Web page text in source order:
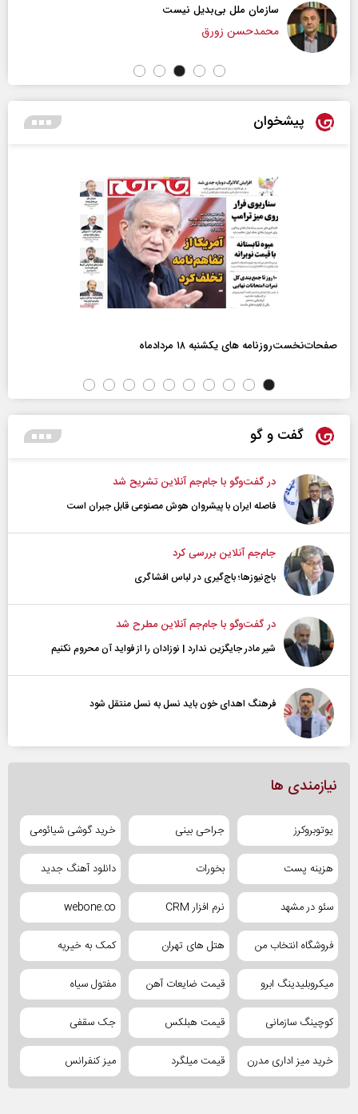
سازمان ملل بی‌بدیل نیست
محمدحسن زورق
پیشخوان
صفحات‌نخست‌روزنامه ها‌ی یکشنبه ۱۸ مردادماه
گفت و گو
در گفت‌و‌گو با جام‌جم آنلاین تشریح شد
فاصله ایران با پیشرو‌ان هوش مصنوعی قابل جبران است
جام‌جم آنلاین بررسی کرد
باج‌نیوزها؛ باج‌گیری در لباس افشاگری
در گفت‌و‌گو با جام‌جم آنلاین مطرح شد
شیر مادر جایگزین ندارد | نوزادان را از فواید آن محروم نکنیم
فرهنگ اهدای خون باید نسل به نسل منتقل شود
نیازمندی ها
یوتوبروکرز جراحی بینی خرید گوشی شیائومی
هزینه پست بخورات دانلود آهنگ جدید
سئو در مشهد نرم افزار CRM webone.co
فروشگاه انتخاب من هتل های تهران کمک به خیریه
میکروبلیدینگ ابرو قیمت ضایعات آهن مفتول سیاه
کوچینگ سازمانی قیمت هبلکس جک سقفی
خرید میز اداری مدرن قیمت میلگرد میز کنفرانس